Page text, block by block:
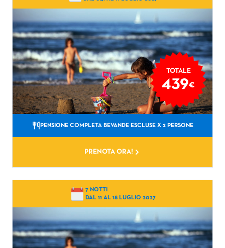
TOTALE
439€
PENSIONE COMPLETA BEVANDE ESCLUSE X 2 PERSONE
PRENOTA ORA!
7 NOTTI
DAL 11 AL 18 LUGLIO 2027